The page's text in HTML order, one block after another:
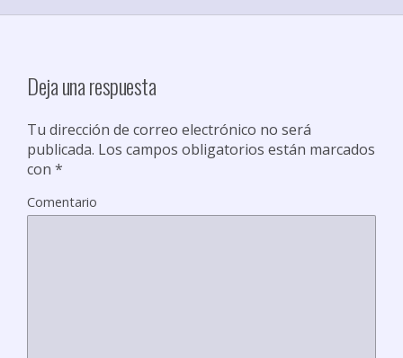
t
Deja una respuesta
Tu dirección de correo electrónico no será
publicada. Los campos obligatorios están marcados
con *
Comentario